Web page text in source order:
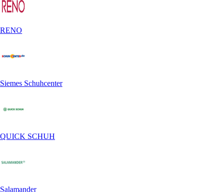
RENO
Siemes Schuhcenter
QUICK SCHUH
Salamander